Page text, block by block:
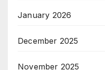
January 2026
December 2025
November 2025